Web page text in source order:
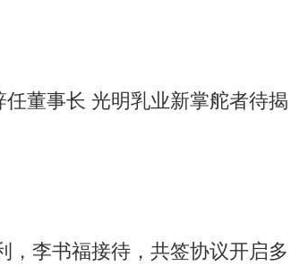
任董事长 光明乳业新掌舵者待揭
，李书福接待，共签协议开启多